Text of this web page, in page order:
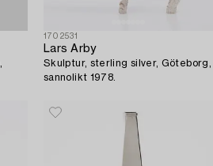
1702531
Lars Arby
Skulptur, sterling silver, Göteborg,
sannolikt 1978.